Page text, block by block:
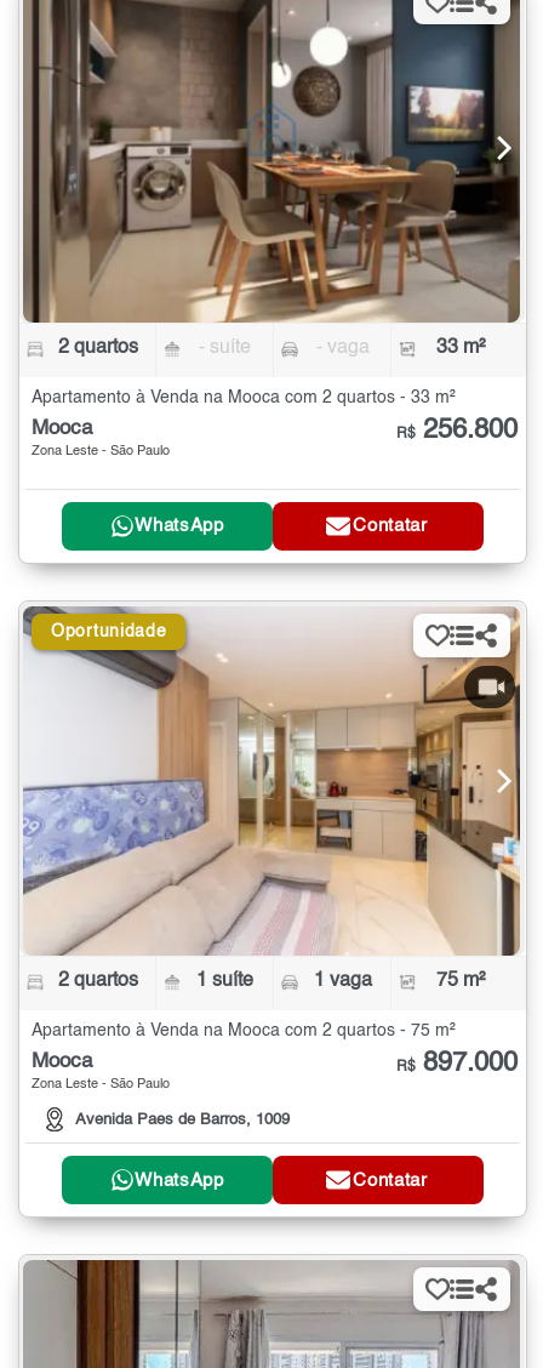
2 quartos - suíte - vaga 33 m²
Apartamento à Venda na Mooca com 2 quartos - 33 m²
Mooca
Zona Leste - São Paulo
R$ 256.800
WhatsApp Contatar
Oportunidade
2 quartos 1 suíte 1 vaga 75 m²
Apartamento à Venda na Mooca com 2 quartos - 75 m²
Mooca
Zona Leste - São Paulo
Avenida Paes de Barros, 1009
R$ 897.000
WhatsApp Contatar